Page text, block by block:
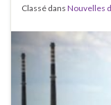
Classé dans Nouvelles